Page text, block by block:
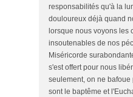
responsabilités qu'à la
douloureux déjà quand
lorsque nous voyons les
insoutenables de nos
Miséricorde
s'est offert pour nous
seulement, on ne
sont le baptême et